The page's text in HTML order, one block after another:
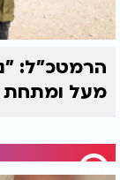
הרמטכ"ל:
מעל